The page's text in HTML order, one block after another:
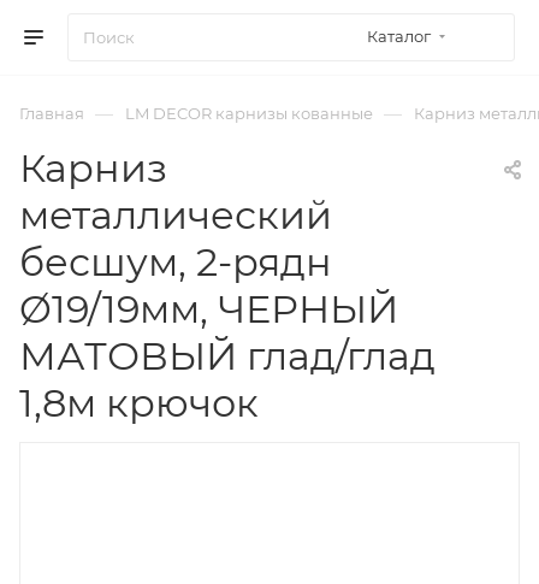
Каталог
Главная — LM DECOR карнизы кованные — Карниз
Карниз
металлический
бесшум, 2-рядн
Ø19/19мм, ЧЕРНЫЙ
МАТОВЫЙ глад/глад
1,8м крючок